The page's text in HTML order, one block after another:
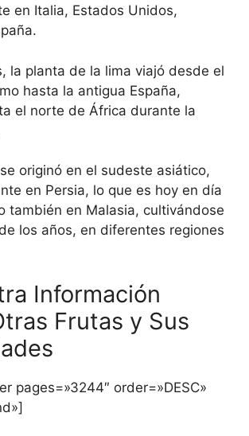
en Italia, Estados Unidos,
la planta de la lima viajó desde el
hasta la antigua España,
el norte de África durante la
originó en el sudeste asiático,
en Persia, lo que es hoy en día
también en Malasia, cultivándose
los años, en diferentes regiones
Información
Frutas y Sus
pages=»3244″ order=»DESC»